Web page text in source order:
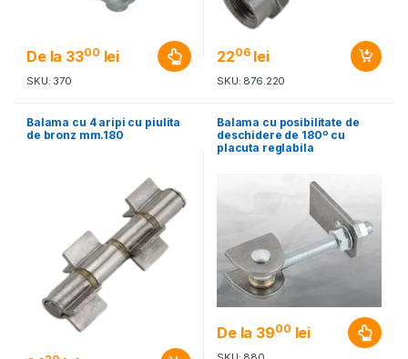
De la 3300 lei
SKU: 370
2206 lei
SKU: 876.220
Balama cu 4 aripi cu piulita
de bronz mm.180
Balama cu posibilitate de
deschidere de 180º cu
placuta reglabila
De la 3900 lei